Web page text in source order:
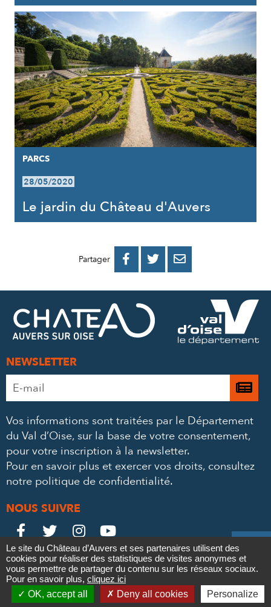
Contact

Newsletter
PARCS
28/05/2020
Le jardin du Château d'Auvers
Partager 
PARTAGER
FACEBOOK
PARTAGER
PARTAGER
MAIL
NEWSLETTER
Adresse
e-
*
Je
à
Vos informations sont traitées par le Département
du Val d’Oise, sur la base de votre consentement,
pour votre inscription à la newsletter.
Pour en savoir plus et exercer vos droits, consultez
notre politique de confidentialité.
NOUS SUIVRE
Le
Château
sur

Le
Château
sur

Le
Château
sur

Le
Château
sur

Mentions légales Politique de confidentialité
Crédits
Partenaires & Mécènes
Recrutement
Plan du site
Le site du Château d’Auvers et ses partenaires utilisent des
cookies pour réaliser des statistiques de visites anonymes et
vous permettre de partager du contenu sur les réseaux sociaux.
Pour en savoir plus, cliquez ici
OK, accept all
Deny all cookies Personalize